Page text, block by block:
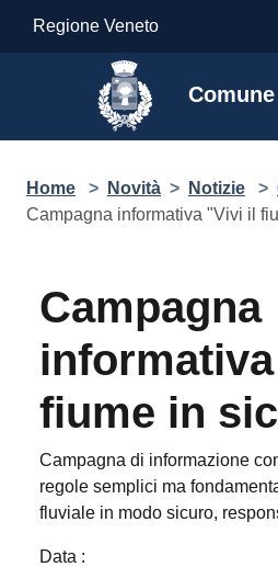
Regione Veneto
Home > Novità > Notizie >
Campagna informativa "Vivi il
Campagna
fiume in
Campagna di informazione
regole semplici ma
fluviale in modo sicuro,
Data :